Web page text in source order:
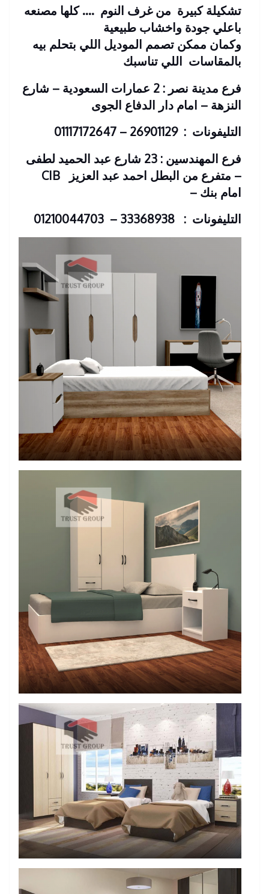
تشكيلة كبيرة من غرف النوم …. كلها مصنعه
باعلي جودة واخشاب طبيعية
وكمان ممكن تصمم الموديل اللي بتحلم بيه
بالمقاسات اللي تناسبك
فرع مدينة نصر
: 2 عمارات السعودية – شارع
النزهة – امام دار الدفاع الجوى
التليفونات : 26901129 – 01117172647
فرع المهندسين : 23 شارع عبد الحميد لطفى
– متفرع من البطل احمد عبد العزيز
امام بنك –
التليفونات : 33368938 – 01210044703